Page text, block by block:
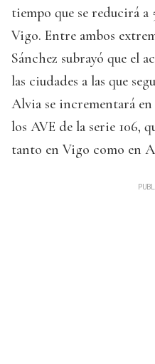
tiempo que se reducirá a
Vigo. Entre ambos
Sánchez subrayó que el
las ciudades a las que
Alvia se incrementará
los AVE de la serie 106,
tanto en Vigo como en